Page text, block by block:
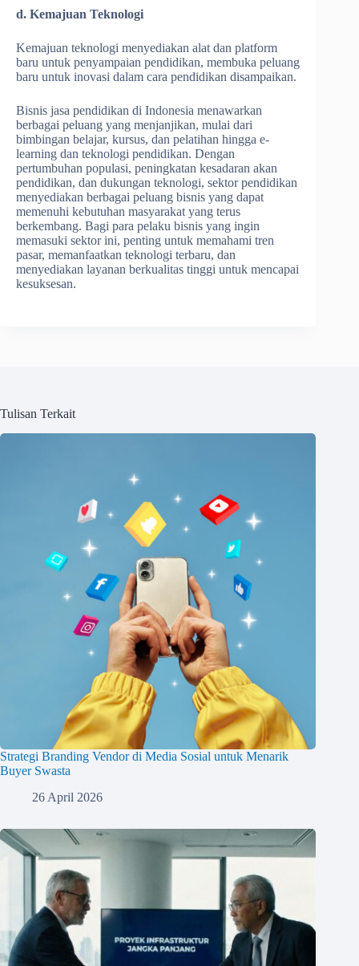
d. Kemajuan Teknologi
Kemajuan teknologi menyediakan alat dan platform
baru untuk penyampaian pendidikan, membuka peluang
baru untuk inovasi dalam cara pendidikan disampaikan.
Bisnis jasa pendidikan di Indonesia menawarkan
berbagai peluang yang menjanjikan, mulai dari
bimbingan belajar, kursus, dan pelatihan hingga e-
learning dan teknologi pendidikan. Dengan
pertumbuhan populasi, peningkatan kesadaran akan
pendidikan, dan dukungan teknologi, sektor pendidikan
menyediakan berbagai peluang bisnis yang dapat
memenuhi kebutuhan masyarakat yang terus
berkembang. Bagi para pelaku bisnis yang ingin
memasuki sektor ini, penting untuk memahami tren
pasar, memanfaatkan teknologi terbaru, dan
menyediakan layanan berkualitas tinggi untuk mencapai
kesuksesan.
Tulisan Terkait
Strategi Branding Vendor di Media Sosial untuk Menarik
Buyer Swasta
26 April 2026